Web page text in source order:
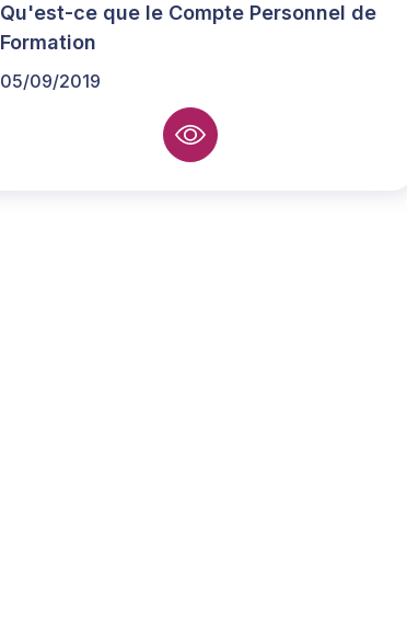
Qu'est-ce que le Compte Personnel de
Formation
05/09/2019